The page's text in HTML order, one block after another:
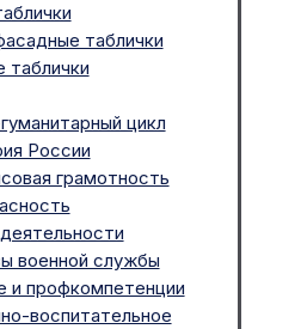
таблички
таблички
цикл
России
грамотность
военной службы
и профкомпетенции
воспитательное